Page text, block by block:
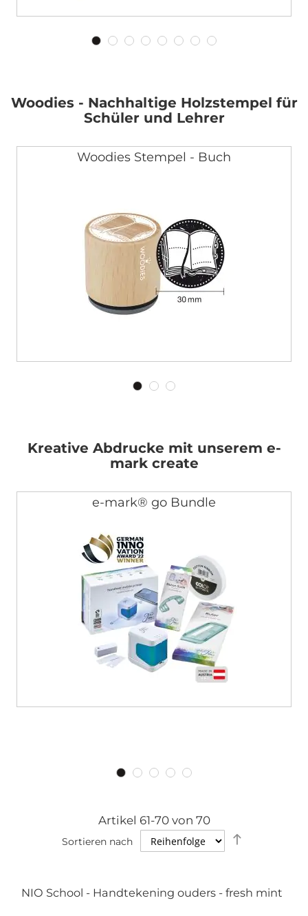
Woodies - Nachhaltige Holzstempel für
Schüler und Lehrer
Woodies Stempel - Buch
Kreative Abdrucke mit unserem e-
mark create
e-mark® go Bundle
Artikel 61-70von 70
Sortieren nach
NIO School - Handtekening ouders - fresh mint